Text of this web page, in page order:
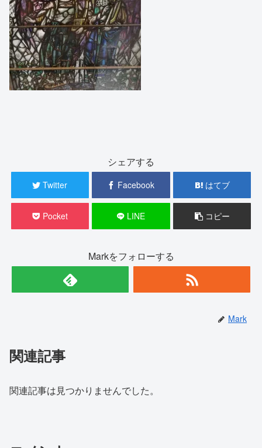
シェアする
Twitter Facebook はてブ
Pocket LINE コピー
Markをフォローする
Mark
関連記事
関連記事は見つかりませんでした。